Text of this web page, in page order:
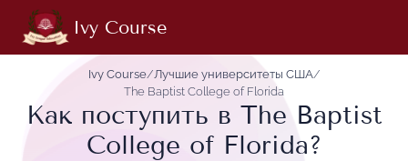
Ivy Course
Ivy Course/Лучшие университеты США/
The Baptist College of Florida
Как поступить в The Baptist
College of Florida?